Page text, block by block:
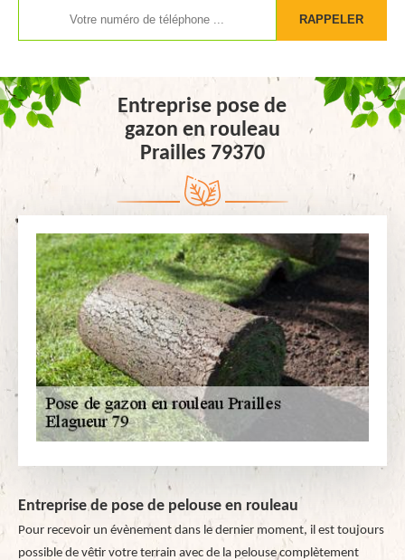
Entreprise pose de
gazon en rouleau
Prailles 79370
Entreprise de pose de pelouse en rouleau
Pour recevoir un évènement dans le dernier moment, il est toujours
possible de vêtir votre terrain avec de la pelouse complètement